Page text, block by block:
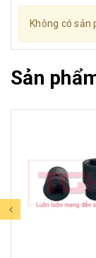
Không có sản
Sản